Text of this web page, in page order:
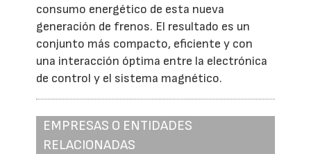
consumo energético de esta nueva
generación de frenos. El resultado es un
conjunto más compacto, eficiente y con
una interacción óptima entre la electrónica
de control y el sistema magnético.
EMPRESAS O ENTIDADES
RELACIONADAS